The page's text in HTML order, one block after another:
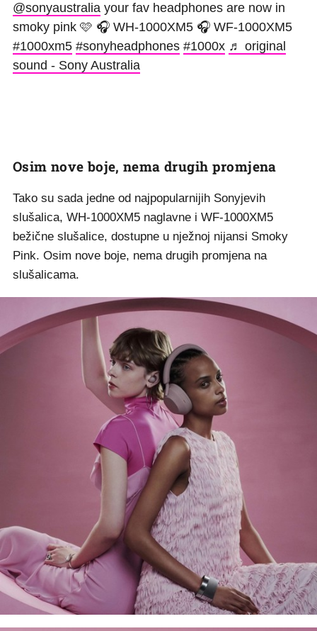
@sonyaustralia your fav headphones are now in
smoky pink 🩷 🎧 WH-1000XM5 🎧 WF-1000XM5
#1000xm5 #sonyheadphones #1000x ♬ original
sound - Sony Australia
Osim nove boje, nema drugih promjena
Tako su sada jedne od najpopularnijih Sonyjevih
slušalica, WH-1000XM5 naglavne i WF-1000XM5
bežične slušalice, dostupne u nježnoj nijansi Smoky
Pink. Osim nove boje, nema drugih promjena na
slušalicama.